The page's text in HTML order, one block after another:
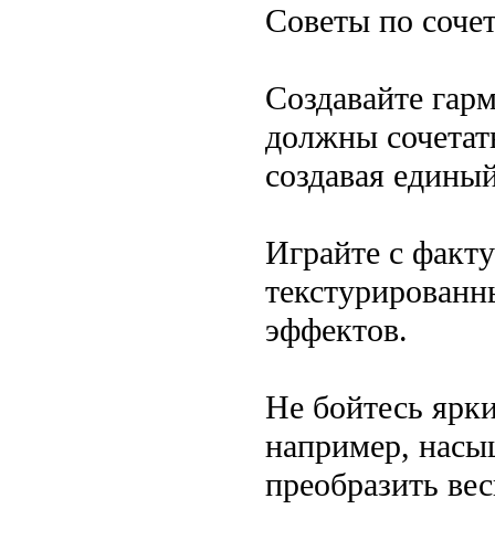
Советы по
Создавайте
должны
создавая
Играйте с
эффектов.
Не бойтесь
например,
преобразить